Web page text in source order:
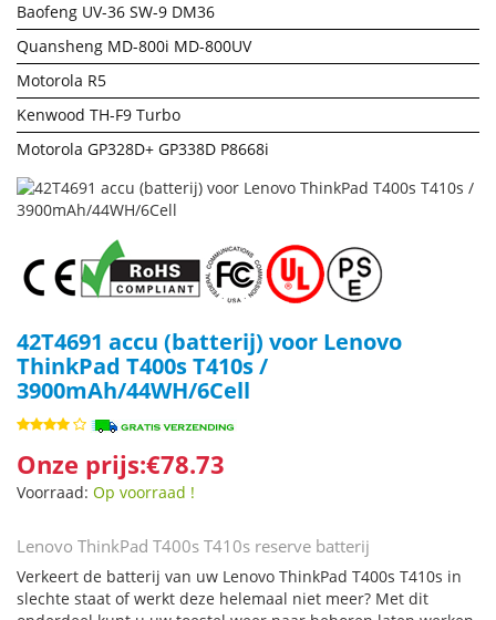
Baofeng UV-36 SW-9 DM36
Quansheng MD-800i MD-800UV
Motorola R5
Kenwood TH-F9 Turbo
Motorola GP328D+ GP338D P8668i
42T4691 accu (batterij) voor Lenovo
ThinkPad T400s T410s /
3900mAh/44WH/6Cell
Onze prijs:€78.73
Voorraad: Op voorraad !
Lenovo ThinkPad T400s T410s reserve batterij
Verkeert de batterij van uw Lenovo ThinkPad T400s T410s in
slechte staat of werkt deze helemaal niet meer? Met dit